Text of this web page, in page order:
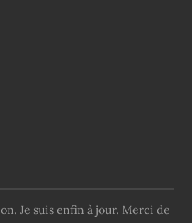
Je suis enfin à jour. Merci de